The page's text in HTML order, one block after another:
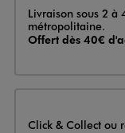
Livraison
Livraison sous 2 à
métropolitaine.
Offert dès 40€
Click & Collect ou